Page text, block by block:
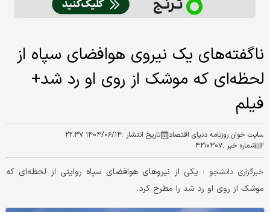
ناگفته‌های یک نیروی هوافضای سپاه از
لحظه‌ای که موشک از روی او رد شد+
فیلم
سایت خوان روزنامه دنیای اقتصاد تاریخ انتشار :۱۴۰۴/۰۶/۱۴ ۲۲:۳۷
شماره خبر :۴۲۱۰۳۰۷
خبرگزاری دانشجو : یکی از نیروهای هوافضای سپاه روایتی از لحظه‌ای که
موشک از روی او رد شد را مطرح کرد.